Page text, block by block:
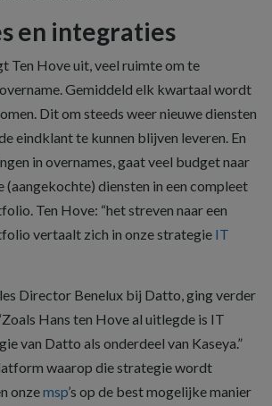
en integraties
Ten Hove uit, veel ruimte om te
Gemiddeld elk kwartaal wordt
Dit om steeds weer nieuwe diensten
eindklant te kunnen blijven leveren. En
in overnames, gaat veel budget naar
(aangekochte) diensten in een compleet
Ten Hove: “het streven naar een
vertaalt zich in onze strategie IT
Director Benelux bij Datto, ging verder
Hans ten Hove al uitlegde is IT
van Datto als onderdeel van Kaseya.”
waarop die strategie wordt
onzemsp’s op de best mogelijke manier